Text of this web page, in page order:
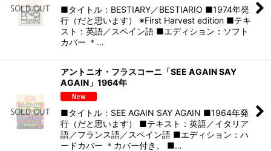
■タイトル：BESTIARY／BESTIARIO ■1974年発
行（だと思います） ※First Harvest edition ■テキ
スト：英語／スペイン語 ■エディション：ソフト
カバー ＊…
アントニオ・フラスコーニ「SEE AGAIN SAY
AGAIN」1964年
■タイトル：SEE AGAIN SAY AGAIN ■1964年発
行（だと思います） ■テキスト：英語／イタリア
語／フランス語／スペイン語 ■エディション：ハ
ードカバー ＊カバー付き。 ■…